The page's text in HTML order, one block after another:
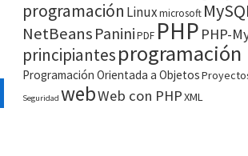
programación Linuxmicrosoft
NetBeans PaniniPDF PHP PHP-
principiantesprogramación
Programación Orientada a Objetos
Seguridad webWeb con PHPXML